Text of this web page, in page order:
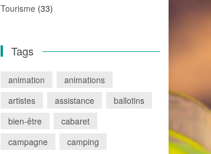
Tourisme (33)
Tags
animation
animations
artistes
assistance
ballotins
bien-être
cabaret
campagne
camping